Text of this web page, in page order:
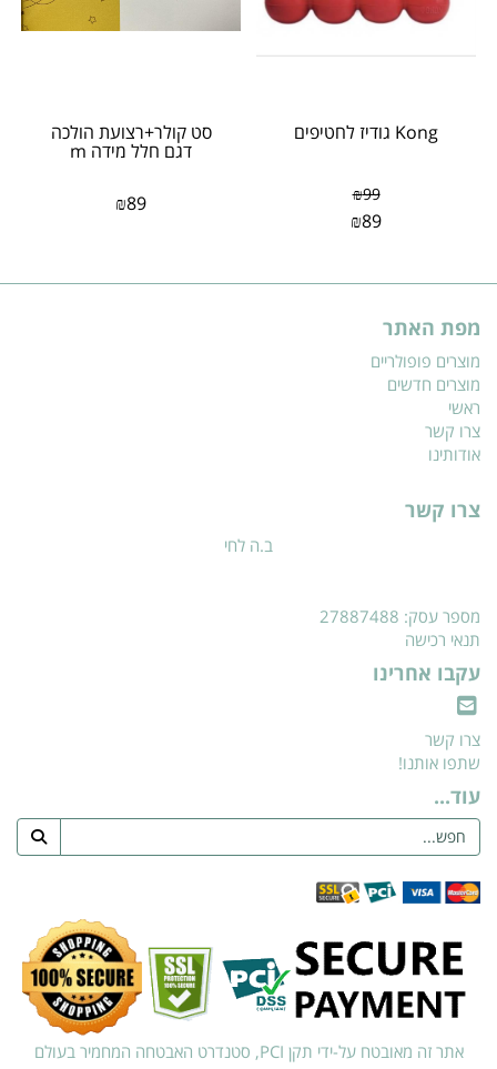
Kong גודיז לחטיפים
₪99
₪89
סט קולר+רצועת הולכה
דגם חלל מידה m
₪89
מפת האתר
מוצרים פופולריים
מוצרים חדשים
ראשי
צרו קשר
אודותינו
צרו קשר
ב.ה לחי
מספר עסק: 27887488
תנאי רכישה
עקבו אחרינו
צרו קשר
שתפו אותנו!
עוד...
אתר זה מאובטח על-ידי תקן PCI, סטנדרט האבטחה המחמיר בעולם